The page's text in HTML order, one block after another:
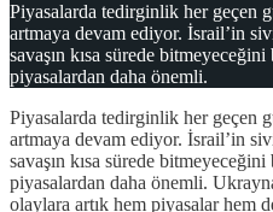
Piyasalarda tedirginlik her geçen
artmaya devam ediyor. İsrail’in
savaşın kısa sürede
piyasalardan daha önemli.
Piyasalarda tedirginlik her geçen
artmaya devam ediyor. İsrail’in
savaşın kısa sürede
piyasalardan daha önemli.
olaylara artık hem piyasalar hem